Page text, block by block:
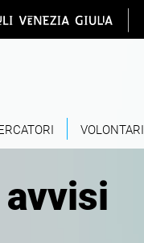
VOLONTARI